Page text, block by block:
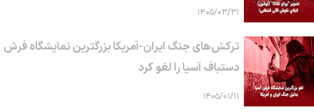
۱۴۰۵/۰۳/۳۱
ترکش‌های جنگ ایران-آمریکا بزرگترین نمایشگاه فرش
دستباف آسیا را لغو کرد
۱۴۰۵/۰۱/۱۱